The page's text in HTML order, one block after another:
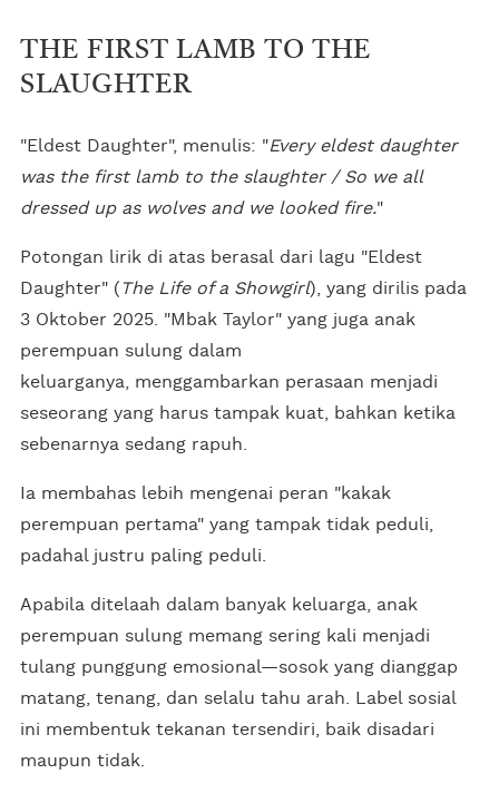
THE FIRST LAMB TO THE
SLAUGHTER
"Eldest Daughter", menulis: "Every eldest daughter
was the first lamb to the slaughter / So we all
dressed up as wolves and we looked fire."
Potongan lirik di atas berasal dari lagu "Eldest
Daughter" ( The Life of a Showgirl), yang dirilis pada
3 Oktober 2025. "Mbak Taylor" yang juga anak
perempuan sulung dalam
keluarganya, menggambarkan perasaan menjadi
seseorang yang harus tampak kuat, bahkan ketika
sebenarnya sedang rapuh.
Ia membahas lebih mengenai peran "kakak
perempuan pertama" yang tampak tidak peduli,
padahal justru paling peduli.
Apabila ditelaah dalam banyak keluarga, anak
perempuan sulung memang sering kali menjadi
tulang punggung emosional—sosok yang dianggap
matang, tenang, dan selalu tahu arah. Label sosial
ini membentuk tekanan tersendiri, baik disadari
maupun tidak.